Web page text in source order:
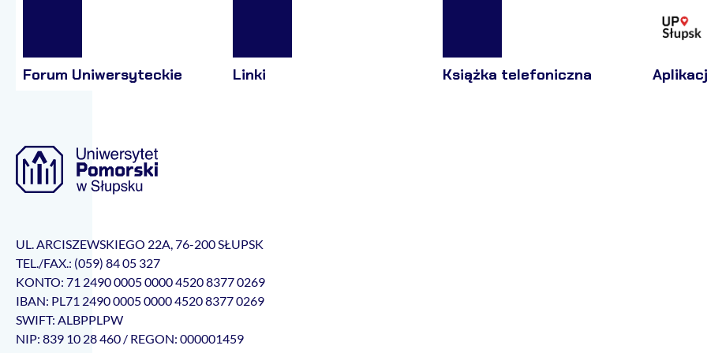
Forum Uniwersyteckie Linki Książka telefoniczna
UL. ARCISZEWSKIEGO 22A, 76-200 SŁUPSK
TEL./FAX.: (059) 84 05 327
KONTO: 71 2490 0005 0000 4520 8377 0269
IBAN: PL71 2490 0005 0000 4520 8377 0269
SWIFT: ALBPPLPW
NIP: 839 10 28 460 / REGON: 000001459